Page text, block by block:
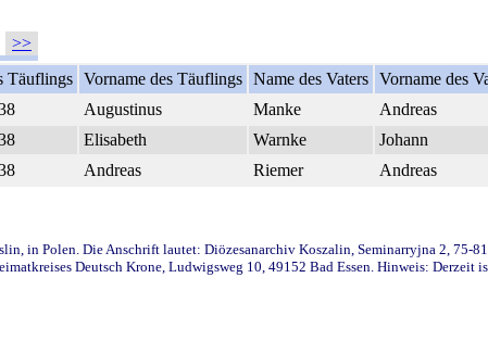
>>
Täuflings Vorname des Täuflings Name des Vaters Vorname des
Augustinus Manke Andreas
Elisabeth Warnke Johann
Andreas Riemer Andreas
in Polen. Die Anschrift lautet: Diözesanarchiv Koszalin, Seminarryjna 2, 75-
Deutsch Krone, Ludwigsweg 10, 49152 Bad Essen. Hinweis: Derzeit